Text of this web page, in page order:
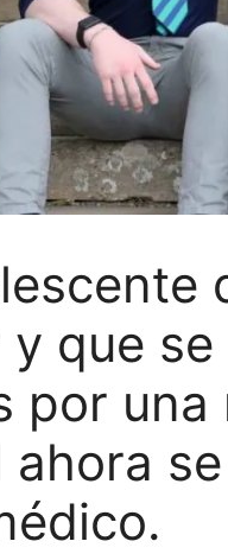
y que
por una
ahora